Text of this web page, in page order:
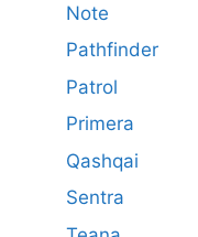
Note
Pathfinder
Patrol
Primera
Qashqai
Sentra